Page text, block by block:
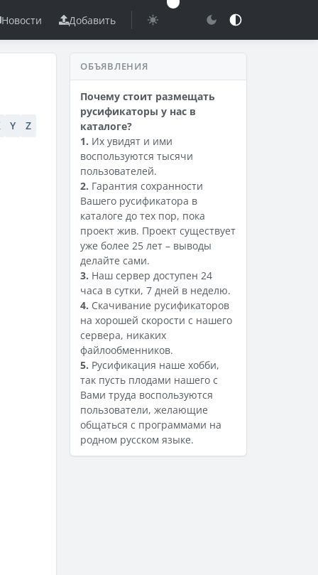
Новости Добавить
Y
Z
ОБЪЯВЛЕНИЯ
Почему стоит размещать
русификаторы у нас в
каталоге?
1. Их увидят и ими
воспользуются тысячи
пользователей.
2. Гарантия сохранности
Вашего русификатора в
каталоге до тех пор, пока
проект жив. Проект существует
уже более 25 лет – выводы
делайте сами.
3. Наш сервер доступен 24
часа в сутки, 7 дней в неделю.
4. Скачивание русификаторов
на хорошей скорости с нашего
сервера, никаких
файлообменников.
5. Русификация наше хобби,
так пусть плодами нашего с
Вами труда воспользуются
пользователи, желающие
общаться с программами на
родном русском языке.